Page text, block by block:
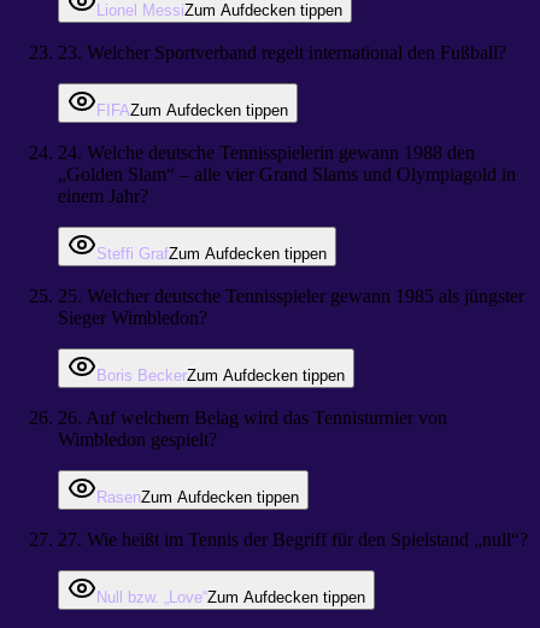
Lionel MessiZum Aufdecken tippen
23. Welcher Sportverband regelt international den Fußball?
FIFAZum Aufdecken tippen
24. Welche deutsche Tennisspielerin gewann 1988 den
„Golden Slam“ – alle vier Grand Slams und Olympiagold in
einem Jahr?
Steffi GrafZum Aufdecken tippen
25. Welcher deutsche Tennisspieler gewann 1985 als jüngster
Sieger Wimbledon?
Boris BeckerZum Aufdecken tippen
26. Auf welchem Belag wird das Tennisturnier von
Wimbledon gespielt?
RasenZum Aufdecken tippen
27. Wie heißt im Tennis der Begriff für den Spielstand „null“?
Null bzw. „Love“Zum Aufdecken tippen